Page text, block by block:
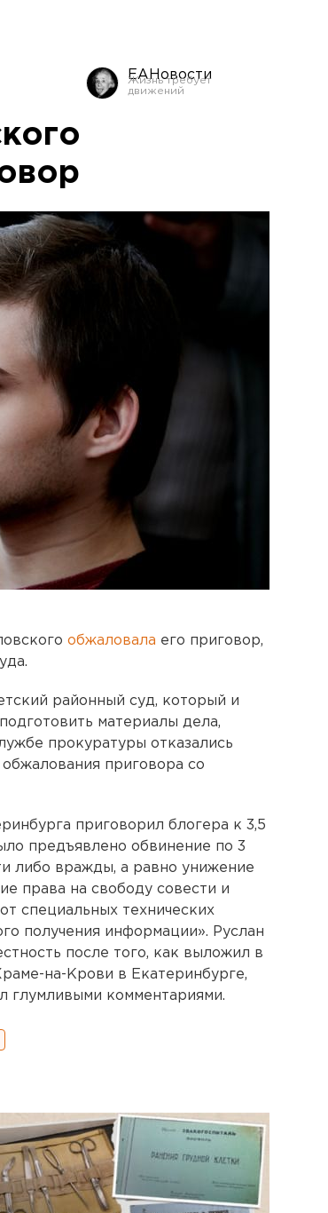
ЕАНовости
обжаловала его приговор,
районный суд, который и
материалы дела,
прокуратуры отказались
приговора со
приговорил блогера к 3,5
предъявлено обвинение по 3
либо вражды, а равно унижение
права на свободу совести и
специальных технических
получения информации». Руслан
после того, как выложил в
на-Крови в Екатеринбурге,
глумливыми комментариями.